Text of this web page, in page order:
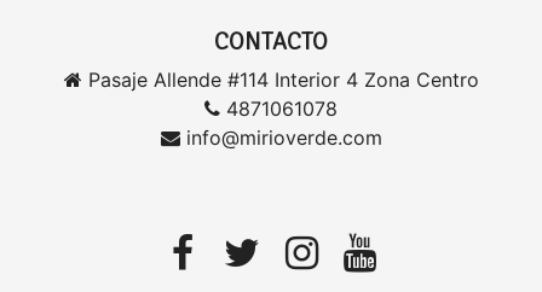
CONTACTO
Pasaje Allende #114 Interior 4 Zona Centro
4871061078
info@mirioverde.com